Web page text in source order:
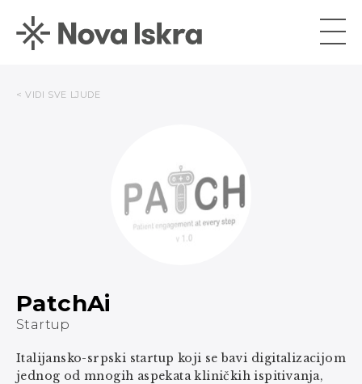
< VIDI SVE LJUDE
PatchAi
Startup
Italijansko-srpski startup koji se bavi digitalizacijom
jednog od mnogih aspekata kliničkih ispitivanja,